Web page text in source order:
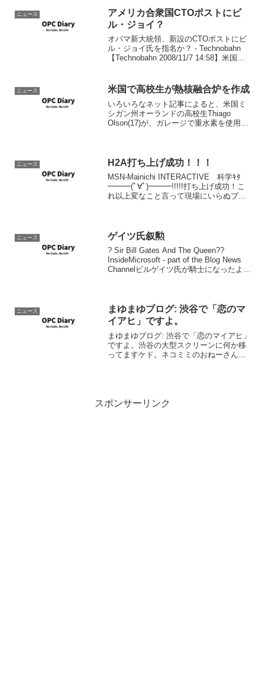
ニュース
アメリカ合衆国CTOポストにビ
ル・ジョイ？
オバマ新大統領、新設のCTOポストにビ
ル・ジョイ氏を指名か？ - Technobahn
【Technobahn 2008/11/7 14:58】米国の
CTO（最高技術責任者...
ニュース 米国で高校生が熱核融合炉を作成
いろいろなネット記事によると、米国ミ
シガン州オーランドの高校生Thiago
Olson(17)が、ガレージで重水素を使用し
（な...
ニュース H2A打ち上げ成功！！！
MSN-Mainichi INTERACTIVE 科学ｷﾀ
━━━(ﾟ∀ﾟ)━━━!!!!!打ち上げ成功！こ
れ以上変なこと言って現場にいらぬプレ
ニュース ゲイツ氏叙勲
? Sir Bill Gates And The Queen??
InsideMicrosoft - part of the Blog News
Channelビルゲイツ氏が騎士になったよう
ニュース
まゆまゆブログ: 渋谷で「恋のマ
イアヒ」ですよ。
まゆまゆブログ: 渋谷で「恋のマイアヒ」
ですよ。渋谷の大型スクリーンに何か移
ってますケド。ネコミミのおねーさんが
スポンサーリンク